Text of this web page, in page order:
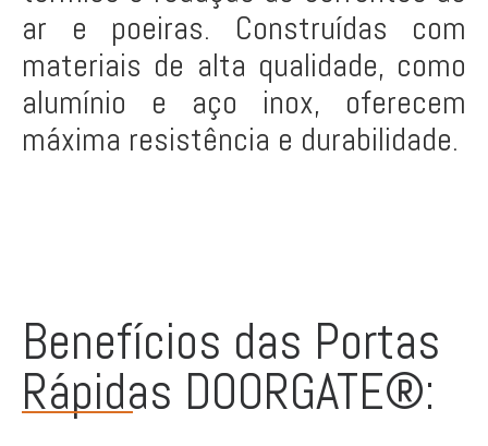
ar e poeiras. Construídas com
materiais de alta qualidade, como
alumínio e aço inox, oferecem
máxima resistência e durabilidade.
Benefícios das Portas
Rápidas DOORGATE®: